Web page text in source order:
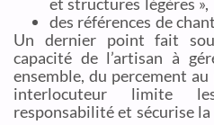
des références de
Un dernier point fait
capacité de l’artisan à
ensemble, du percement
interlocuteur limite
responsabilité et sécurise